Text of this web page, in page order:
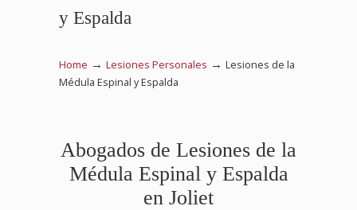
y Espalda
Home → Lesiones Personales → Lesiones de la
Médula Espinal y Espalda
Abogados de Lesiones de la
Médula Espinal y Espalda
en Joliet